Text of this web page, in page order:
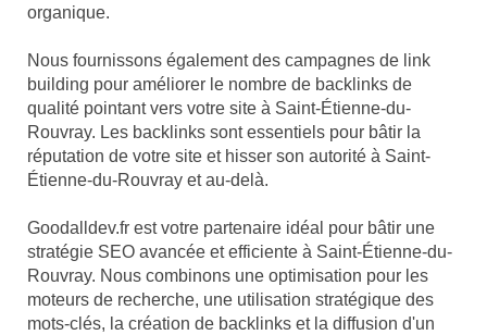
organique.
Nous fournissons également des campagnes de link
building pour améliorer le nombre de backlinks de
qualité pointant vers votre site à Saint-Étienne-du-
Rouvray. Les backlinks sont essentiels pour bâtir la
réputation de votre site et hisser son autorité à Saint-
Étienne-du-Rouvray et au-delà.
Goodalldev.fr est votre partenaire idéal pour bâtir une
stratégie SEO avancée et efficiente à Saint-Étienne-du-
Rouvray. Nous combinons une optimisation pour les
moteurs de recherche, une utilisation stratégique des
mots-clés, la création de backlinks et la diffusion d'un